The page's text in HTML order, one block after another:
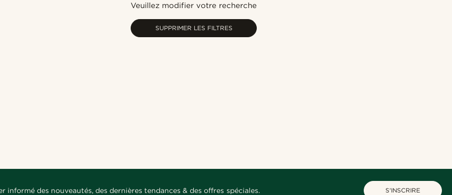
Veuillez modifier votre recherche
SUPPRIMER LES FILTRES
informé des nouveautés, des dernières tendances & des offres spéciales. S'INSCRIRE